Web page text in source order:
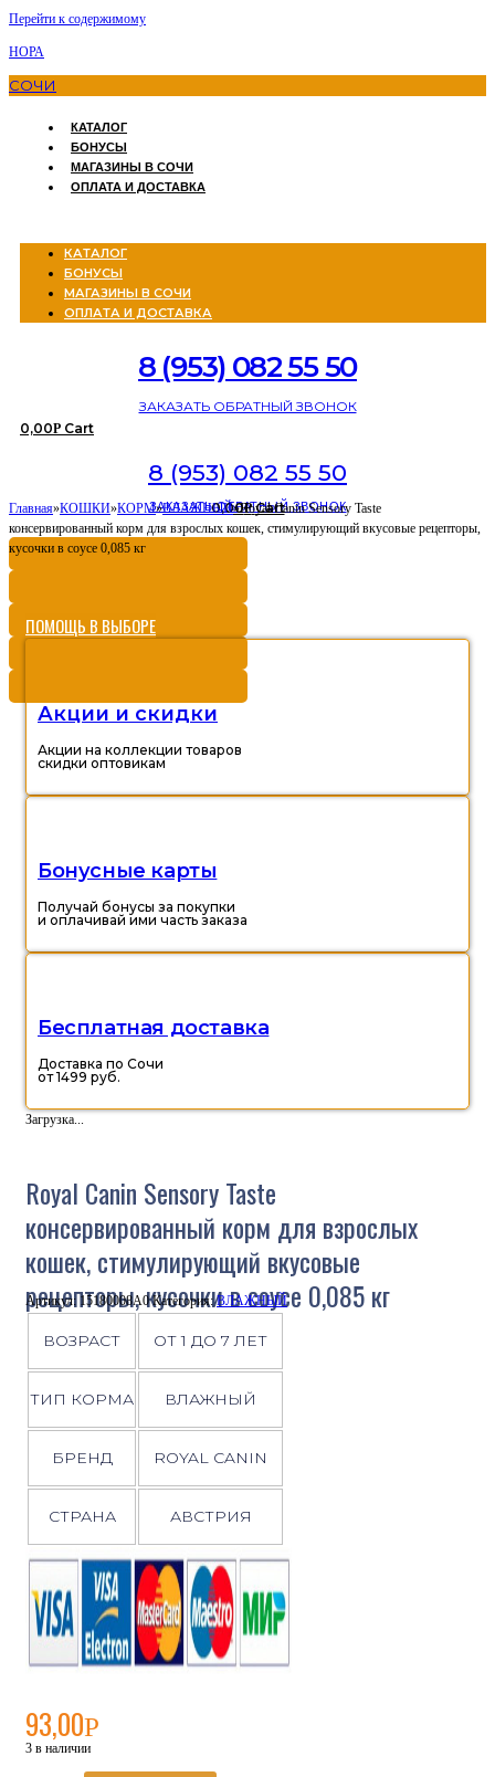
Перейти к содержимому
НОРА
СОЧИ
КАТАЛОГ
БОНУСЫ
МАГАЗИНЫ В СОЧИ
ОПЛАТА И ДОСТАВКА
КАТАЛОГ
БОНУСЫ
МАГАЗИНЫ В СОЧИ
ОПЛАТА И ДОСТАВКА
8 (953) 082 55 50
ЗАКАЗАТЬ ОБРАТНЫЙ ЗВОНОК
0,00Р Cart
8 (953) 082 55 50
ЗАКАЗАТЬ ОБРАТНЫЙ ЗВОНОК
0,00Р Cart
Главная»КОШКИ»КОРМ»ВЛАЖНЫЙ»Royal Canin Sensory Taste
консервированный корм для взрослых кошек, стимулирующий вкусовые рецепторы,
кусочки в соусе 0,085 кг
ПОМОЩЬ В ВЫБОРЕ
Акции и скидки
Акции на коллекции товаров
скидки оптовикам
Бонусные карты
Получай бонусы за покупки
и оплачивай ими часть заказа
Бесплатная доставка
Доставка по Сочи
от 1499 руб.
Загрузка...
Royal Canin Sensory Taste
консервированный корм для взрослых
кошек, стимулирующий вкусовые
рецепторы, кусочки в соусе 0,085 кг
Артикул: 15180008A0 Категория:ВЛАЖНЫЙ
ВОЗРАСТ ОТ 1 ДО 7 ЛЕТ
ТИП КОРМА ВЛАЖНЫЙ
БРЕНД ROYAL CANIN
СТРАНА АВСТРИЯ
93,00Р
3 в наличии